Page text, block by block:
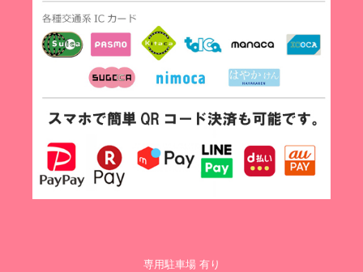
専用駐車場 有り